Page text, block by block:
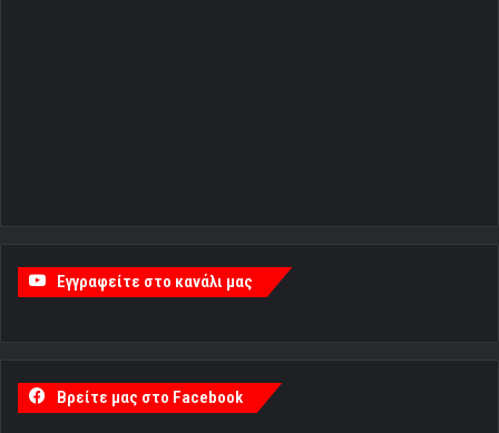
Εγγραφείτε στο κανάλι μας
Βρείτε μας στο Facebook